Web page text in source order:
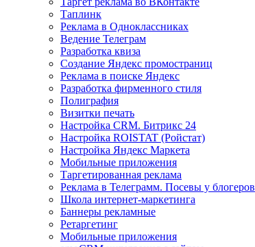
Таплинк
Реклама в Одноклассниках
Ведение Телеграм
Разработка квиза
Создание Яндекс промостраниц
Реклама в поиске Яндекс
Разработка фирменного стиля
Полиграфия
Визитки печать
Настройка CRM. Битрикс 24
Настройка ROISTAT (Ройстат)
Настройка Яндекс Маркета
Мобильные приложения
Таргетированная реклама
Реклама в Телеграмм. Посевы у блогеров
Школа интернет-маркетинга
Баннеры рекламные
Ретаргетинг
Мобильные приложения